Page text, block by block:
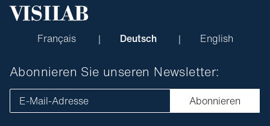
Français Deutsch English
Abonnieren Sie unseren Newsletter:
E-Mail-Adresse Abonnieren